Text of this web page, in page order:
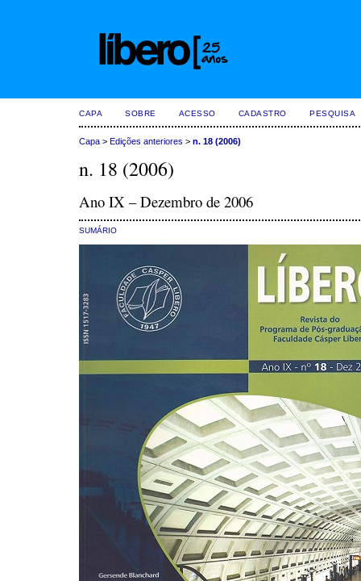
CAPA SOBRE ACESSO CADASTRO PESQUISA
Capa > Edições anteriores > n. 18 (2006)
n. 18 (2006)
Ano IX – Dezembro de 2006
SUMÁRIO